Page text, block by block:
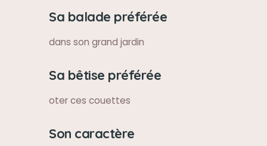
Sa balade préférée
dans son grand jardin
Sa bêtise préférée
oter ces couettes
Son caractère